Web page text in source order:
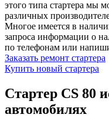
этого типа стартера мы
различных
Многое имеется в
запроса информации о
по телефонам или
Заказать ремонт стартера
Купить новый стартера
Стартер CS 80
автомобилях